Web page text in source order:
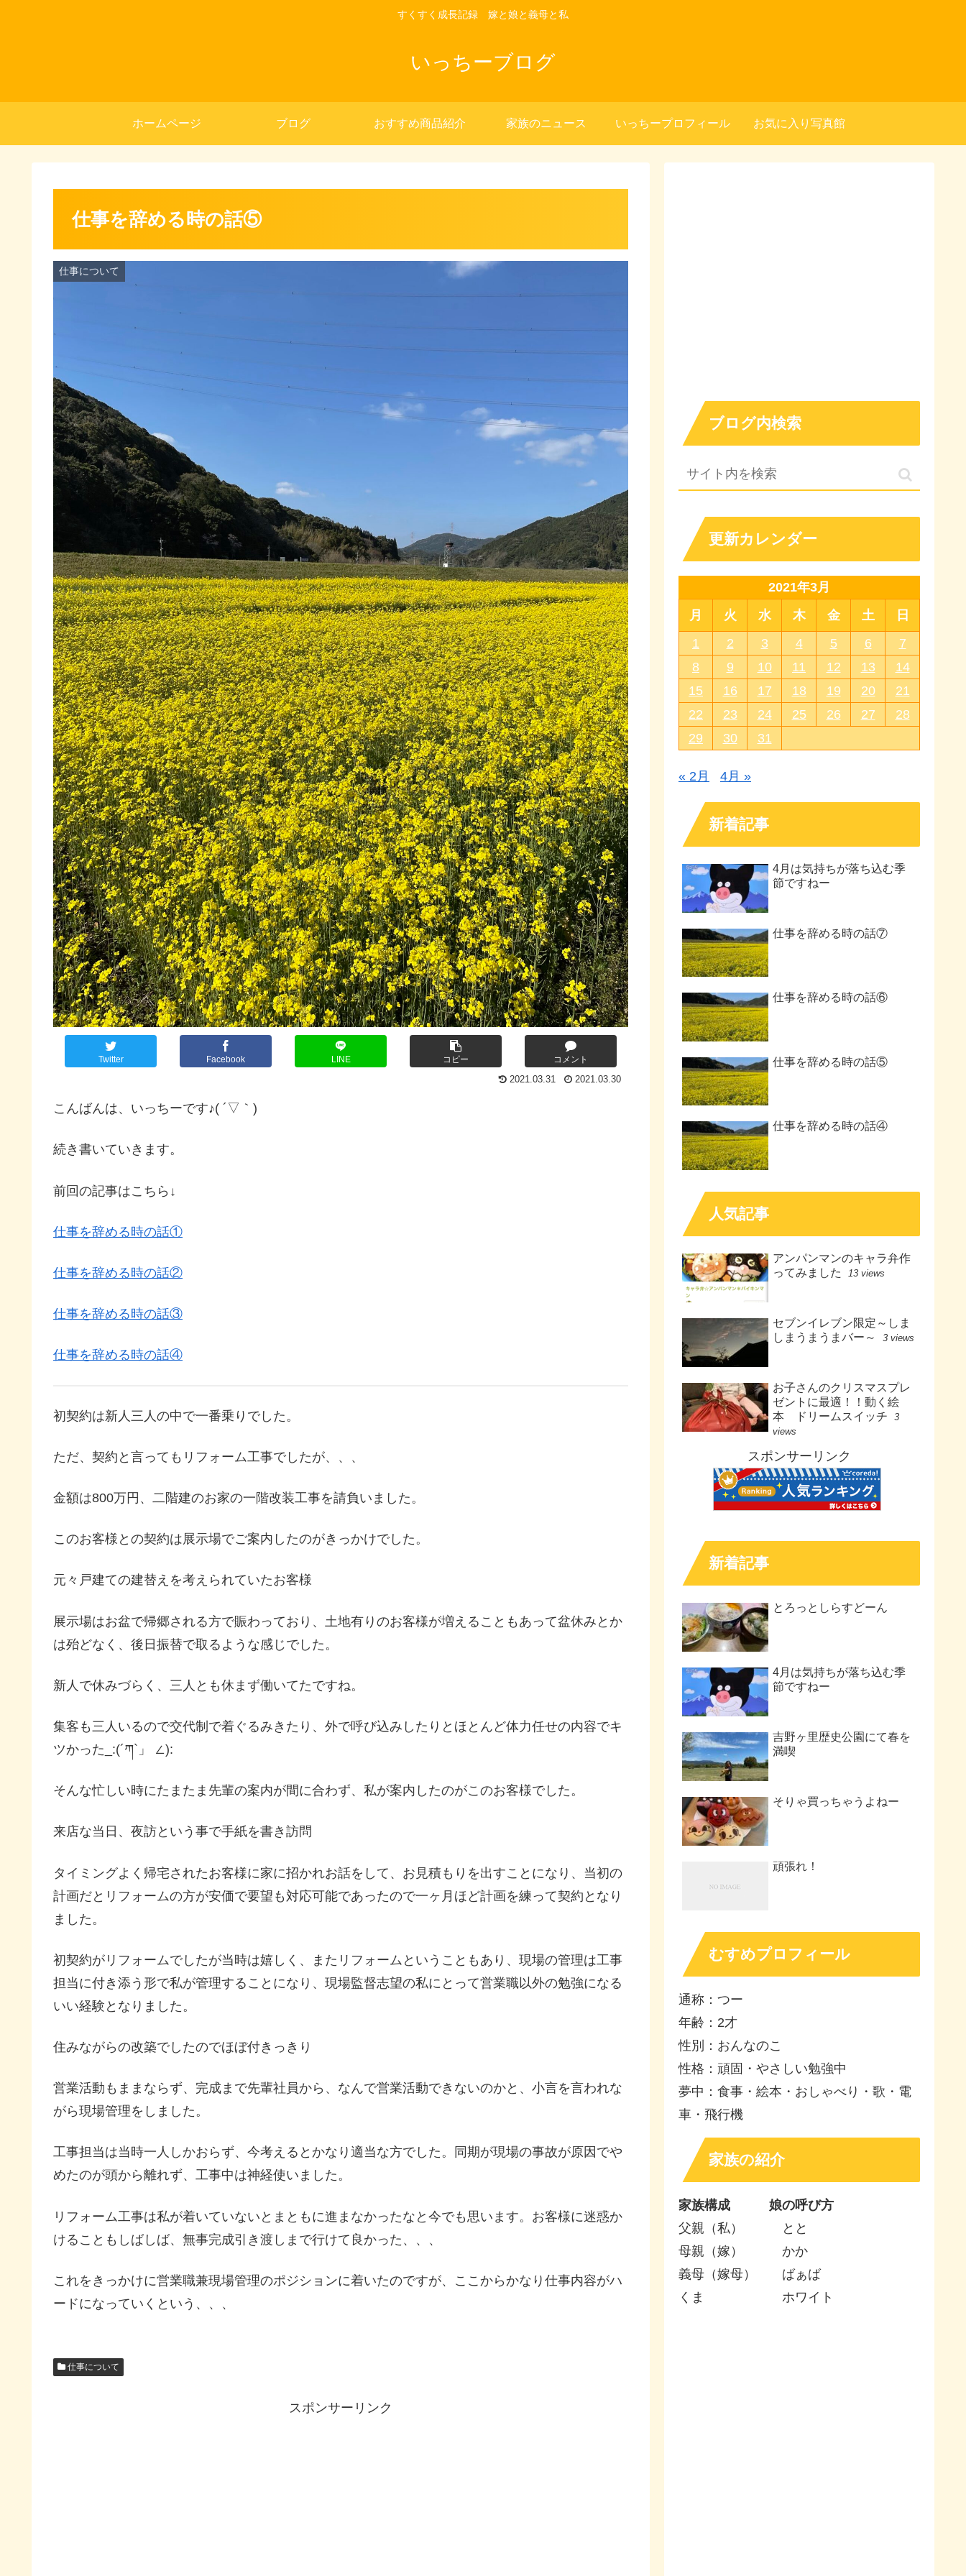
すくすく成長記録 嫁と娘と義母と私
いっちーブログ
ホームページ ブログ おすすめ商品紹介 家族のニュース いっちープロフィール お気に入り写真館
仕事を辞める時の話⑤
仕事について
Twitter Facebook LINE コピー コメント
2021.03.31 2021.03.30
こんばんは、いっちーです♪( ´▽｀)
続き書いていきます。
前回の記事はこちら↓
仕事を辞める時の話①
仕事を辞める時の話②
仕事を辞める時の話③
仕事を辞める時の話④
初契約は新人三人の中で一番乗りでした。
ただ、契約と言ってもリフォーム工事でしたが、、、
金額は800万円、二階建のお家の一階改装工事を請負いました。
このお客様との契約は展示場でご案内したのがきっかけでした。
元々戸建ての建替えを考えられていたお客様
展示場はお盆で帰郷される方で賑わっており、土地有りのお客様が増えることもあって盆休みとか
は殆どなく、後日振替で取るような感じでした。
新人で休みづらく、三人とも休まず働いてたですね。
集客も三人いるので交代制で着ぐるみきたり、外で呼び込みしたりとほとんど体力任せの内容でキ
ツかった_:(´ཀ`」 ∠):
そんな忙しい時にたまたま先輩の案内が間に合わず、私が案内したのがこのお客様でした。
来店な当日、夜訪という事で手紙を書き訪問
タイミングよく帰宅されたお客様に家に招かれお話をして、お見積もりを出すことになり、当初の
計画だとリフォームの方が安価で要望も対応可能であったので一ヶ月ほど計画を練って契約となり
ました。
初契約がリフォームでしたが当時は嬉しく、またリフォームということもあり、現場の管理は工事
担当に付き添う形で私が管理することになり、現場監督志望の私にとって営業職以外の勉強になる
いい経験となりました。
住みながらの改築でしたのでほぼ付きっきり
営業活動もままならず、完成まで先輩社員から、なんで営業活動できないのかと、小言を言われな
がら現場管理をしました。
工事担当は当時一人しかおらず、今考えるとかなり適当な方でした。同期が現場の事故が原因でや
めたのが頭から離れず、工事中は神経使いました。
リフォーム工事は私が着いていないとまともに進まなかったなと今でも思います。お客様に迷惑か
けることもしばしば、無事完成引き渡しまで行けて良かった、、、
これをきっかけに営業職兼現場管理のポジションに着いたのですが、ここからかなり仕事内容がハ
ードになっていくという、、、
仕事について
スポンサーリンク
ブログ内検索
更新カレンダー
2021年3月
月
火 水 木 金 土
日
1
2 3 4 5 6
7
8
9 10 11 12 13
14
15
16 17 18 19 20
21
22
23 24 25 26 27
28
29
30 31
« 2月 4月 »
新着記事
4月は気持ちが落ち込む季
節ですねー
仕事を辞める時の話⑦
仕事を辞める時の話⑥
仕事を辞める時の話⑤
仕事を辞める時の話④
人気記事
アンパンマンのキャラ弁作
ってみました
13 views
セブンイレブン限定～しま
しまうまうまバー～
3 views
お子さんのクリスマスプレ
ゼントに最適！！動く絵
本 ドリームスイッチ
3
views
スポンサーリンク
新着記事
とろっとしらすどーん
4月は気持ちが落ち込む季
節ですねー
吉野ヶ里歴史公園にて春を
満喫
そりゃ買っちゃうよねー
頑張れ！
むすめプロフィール
通称：つー
年齢：2才
性別：おんなのこ
性格：頑固・やさしい勉強中
夢中：食事・絵本・おしゃべり・歌・電
車・飛行機
家族の紹介
家族構成 娘の呼び方
父親（私） とと
母親（嫁） かか
義母（嫁母） ばぁば
くま ホワイト